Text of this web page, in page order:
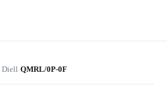
Diell›QMRL/0P-0F